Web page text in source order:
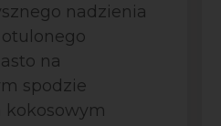
nadzienia
na
spodzie